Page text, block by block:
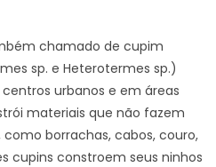
chamado de cupim
sp. e Heterotermes sp.)
urbanos e em áreas
materiais que não fazem
borrachas, cabos, couro,
cupins constroem seus ninhos